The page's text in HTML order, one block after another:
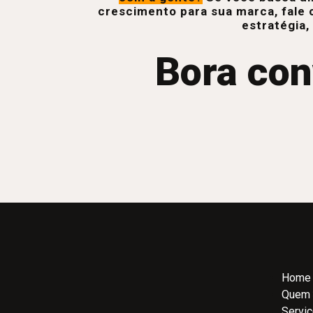
crescimento para sua marca, fale
estratégia,
Bora
Home